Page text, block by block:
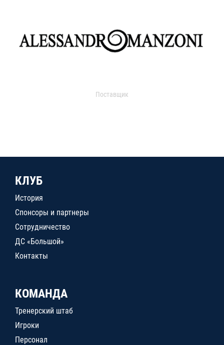
Поставщик
КЛУБ
История
Спонсоры и партнеры
Сотрудничество
ДС «Большой»
Контакты
КОМАНДА
Тренерский штаб
Игроки
Персонал